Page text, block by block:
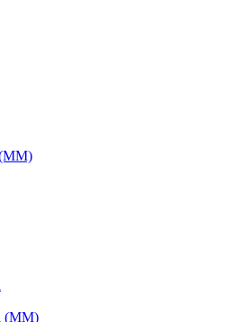
(ММ)
(ММ)